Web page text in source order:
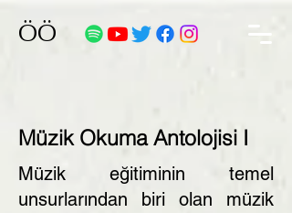
ÖÖ
Müzik Okuma Antolojisi I
Müzik eğitiminin temel
unsurlarından biri olan müzik